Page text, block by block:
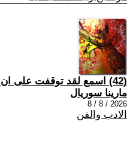
(42) اسمع لقد توقفت على ان تمطر 2
مارينا سوريال
2026 / 8 / 8
الادب والفن